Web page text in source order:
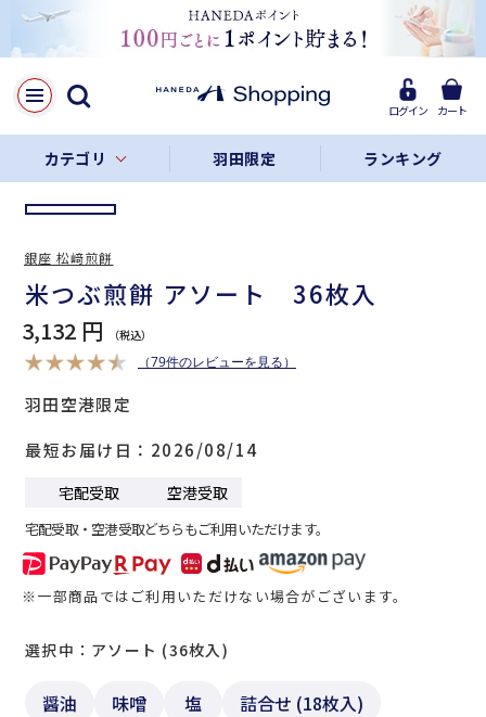
ログイン カート
カテゴリ 羽田限定 ランキング
LINE
Facebook
リンクをコピー
米つぶ煎餅 アソート 36枚入
羽田空港限定
3,132 円
（79件のレビューを見る）
最短お届け日 2026/08/14
宅配受取 空港受取
宅配受取・空港受取どちらもご利用いただけます。
※一部商品ではご利用いただけない場合がございます。
醤油 味噌 塩
詰合せ (18枚入)
選択中：アソート (36枚入)
銀座 松﨑煎餅